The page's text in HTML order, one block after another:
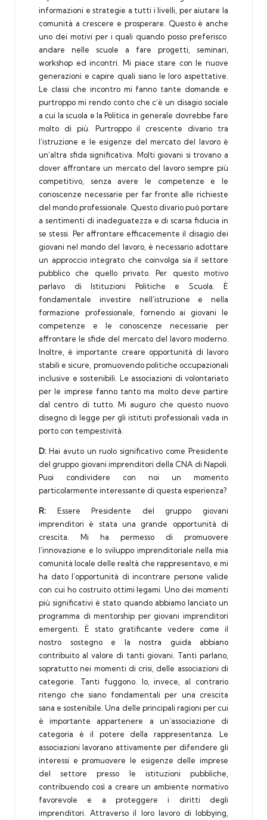
informazioni e strategie a tutti i livelli, per aiutare la
comunità a crescere e prosperare. Questo è anche
uno dei motivi per i quali quando posso preferisco
andare nelle scuole a fare progetti, seminari,
workshop ed incontri. Mi piace stare con le nuove
generazioni e capire quali siano le loro aspettative.
Le classi che incontro mi fanno tante domande e
purtroppo mi rendo conto che c’è un disagio sociale
a cui la scuola e la Politica in generale dovrebbe fare
molto di più. Purtroppo il crescente divario tra
l’istruzione e le esigenze del mercato del lavoro è
un’altra sfida significativa. Molti giovani si trovano a
dover affrontare un mercato del lavoro sempre più
competitivo, senza avere le competenze e le
conoscenze necessarie per far fronte alle richieste
del mondo professionale. Questo divario può portare
a sentimenti di inadeguatezza e di scarsa fiducia in
se stessi. Per affrontare efficacemente il disagio dei
giovani nel mondo del lavoro, è necessario adottare
un approccio integrato che coinvolga sia il settore
pubblico che quello privato. Per questo motivo
parlavo di Istituzioni Politiche e Scuola. È
fondamentale investire nell’istruzione e nella
formazione professionale, fornendo ai giovani le
competenze e le conoscenze necessarie per
affrontare le sfide del mercato del lavoro moderno.
Inoltre, è importante creare opportunità di lavoro
stabili e sicure, promuovendo politiche occupazionali
inclusive e sostenibili. Le associazioni di volontariato
per le imprese fanno tanto ma molto deve partire
dal centro di tutto. Mi auguro che questo nuovo
disegno di legge per gli istituti professionali vada in
porto con tempestività.
D: Hai avuto un ruolo significativo come Presidente
del gruppo giovani imprenditori della CNA di Napoli.
Puoi condividere con noi un momento
particolarmente interessante di questa esperienza?
R: Essere Presidente del gruppo giovani
imprenditori è stata una grande opportunità di
crescita. Mi ha permesso di promuovere
l’innovazione e lo sviluppo imprenditoriale nella mia
comunità locale delle realtà che rappresentavo, e mi
ha dato l’opportunità di incontrare persone valide
con cui ho costruito ottimi legami. Uno dei momenti
più significativi è stato quando abbiamo lanciato un
programma di mentorship per giovani imprenditori
emergenti. È stato gratificante vedere come il
nostro sostegno e la nostra guida abbiano
contribuito al valore di tanti giovani. Tanti parlano,
sopratutto nei momenti di crisi, delle associazioni di
categorie. Tanti fuggono. Io, invece, al contrario
ritengo che siano fondamentali per una crescita
sana e sostenibile. Una delle principali ragioni per cui
è importante appartenere a un’associazione di
categoria è il potere della rappresentanza. Le
associazioni lavorano attivamente per difendere gli
interessi e promuovere le esigenze delle imprese
del settore presso le istituzioni pubbliche,
contribuendo così a creare un ambiente normativo
favorevole e a proteggere i diritti degli
imprenditori. Attraverso il loro lavoro di lobbying,